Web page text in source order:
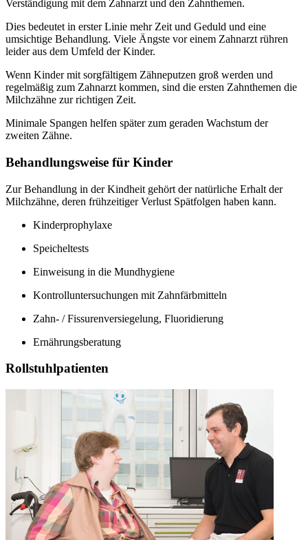
Verständigung mit dem Zahnarzt und den Zahnthemen.
Dies bedeutet in erster Linie mehr Zeit und Geduld und eine
umsichtige Behandlung. Viele Ängste vor einem Zahnarzt rühren
leider aus dem Umfeld der Kinder.
Wenn Kinder mit sorgfältigem Zähneputzen groß werden und
regelmäßig zum Zahnarzt kommen, sind die ersten Zahnthemen die
Milchzähne zur richtigen Zeit.
Minimale Spangen helfen später zum geraden Wachstum der
zweiten Zähne.
Behandlungsweise für Kinder
Zur Behandlung in der Kindheit gehört der natürliche Erhalt der
Milchzähne, deren frühzeitiger Verlust Spätfolgen haben kann.
Kinderprophylaxe
Speicheltests
Einweisung in die Mundhygiene
Kontrolluntersuchungen mit Zahnfärbmitteln
Zahn- / Fissurenversiegelung, Fluoridierung
Ernährungsberatung
Rollstuhlpatienten